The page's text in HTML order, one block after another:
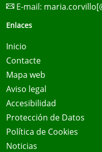
E-mail:
Enlaces
Inicio
Contacte
Mapa web
Aviso legal
Accesibilidad
Protección de Datos
Política de Cookies
Noticias